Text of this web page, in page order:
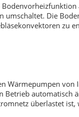
Die
zu
Wärmepumpen
automatisch
überlastet